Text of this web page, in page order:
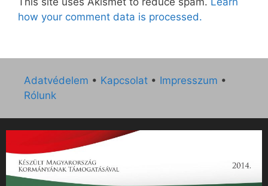
how your comment data is processed.
Adatvédelem • Kapcsolat • Impresszum •
Rólunk